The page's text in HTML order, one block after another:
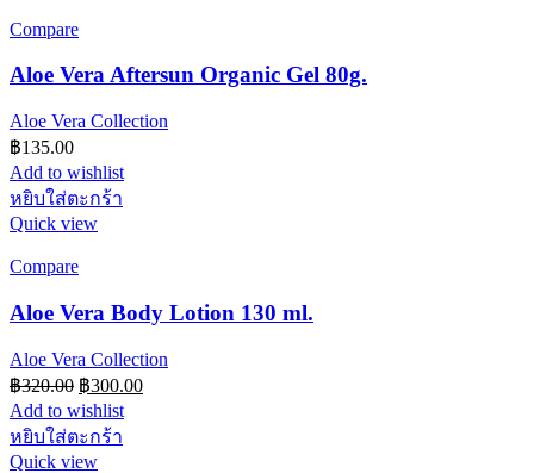
Compare
Aloe Vera Aftersun Organic Gel 80g.
Aloe Vera Collection
฿135.00
Add to wishlist
หยิบใส่ตะกร้า
Quick view
Compare
Aloe Vera Body Lotion 130 ml.
Aloe Vera Collection
฿320.00 Original
price
was:
฿320.00.
฿300.00Current
price
Add to wishlist
หยิบใส่ตะกร้า
Quick view